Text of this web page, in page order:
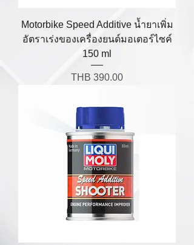
Motorbike Speed Additive น้ำยาเพิ่ม
อัตราเร่งของเครื่องยนด์มอเตอร์ไซค์
150 ml
Price
THB 390.00